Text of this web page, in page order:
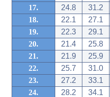
17.
24.8
31.2
18.
22.1
27.1
19.
22.3
29.1
20.
21.4
25.8
21.
21.9
25.9
22.
25.7
31.0
23.
27.2
33.1
24.
28.2
34.1